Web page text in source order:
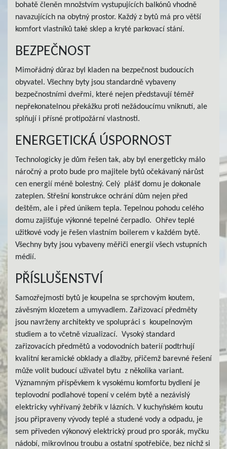
bohatě členěn množstvím vystupujících balkónů vhodně
navazujících na obytný prostor. Každý z bytů má pro větší
komfort vlastníků také sklep a kryté parkovací stání.
BEZPEČNOST
Mimořádný důraz byl kladen na bezpečnost budoucích
obyvatel. Všechny byty jsou standardně vybaveny
bezpečnostními dveřmi, které nejen představují téměř
nepřekonatelnou překážku proti nežádoucímu vniknutí, ale
splňují i přísné protipožární vlastnosti.
ENERGETICKÁ ÚSPORNOST
Technologicky je dům řešen tak, aby byl energeticky málo
náročný a proto bude pro majitele bytů očekávaný nárůst
cen energií méně bolestný. Celý plášť domu je dokonale
zateplen. Střešní konstrukce ochrání dům nejen před
deštěm, ale i před únikem tepla. Tepelnou pohodu celého
domu zajišťuje výkonné tepelné čerpadlo. Ohřev teplé
užitkové vody je řešen vlastním boilerem v každém bytě.
Všechny byty jsou vybaveny měřiči energií všech vstupních
médií.
PŘÍSLUŠENSTVÍ
Samozřejmostí bytů je koupelna se sprchovým koutem,
závěsným klozetem a umyvadlem. Zařizovací předměty
jsou navrženy architekty ve spolupráci s koupelnovým
studiem a to včetně vizualizací. Vysoký standard
zařizovacích předmětů a vodovodních baterií podtrhují
kvalitní keramické obklady a dlažby, přičemž barevné řešení
může volit budoucí uživatel bytu z několika variant.
Významným příspěvkem k vysokému komfortu bydlení je
teplovodní podlahové topení v celém bytě a nezávislý
elektricky vyhřívaný žebřík v lázních. V kuchyňském koutu
jsou připraveny vývody teplé a studené vody a odpadu, je
sem přiveden výkonový elektrický proud pro sporák, myčku
nádobí, mikrovlnou troubu a ostatní spotřebiče, bez nichž si